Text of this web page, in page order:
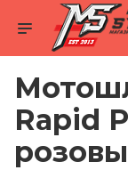
Rapid